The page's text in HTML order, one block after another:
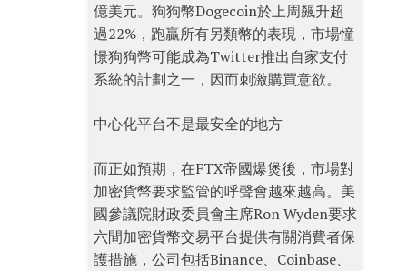
億美元。狗狗幣Dogecoin於上周飆升超
過22%，跑贏所有另類幣的表現，市場憧
憬狗狗幣可能成為Twitter推出自家支付
系統的計劃之一，因而刺激購買意欲。
中心化平台不是最安全的地方
而正如預期，在FTX帝國爆煲後，市場對
加密貨幣要求監管的呼聲會越來越高。美
國參議院財政委員會主席Ron Wyden要求
六間加密貨幣交易平台提供有關消費者保
護措施，公司包括Binance、Coinbase、